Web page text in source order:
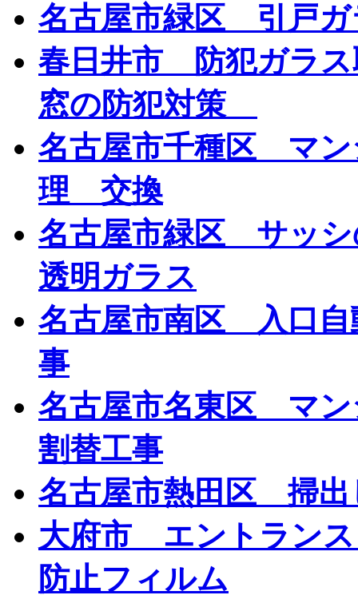
名古屋市緑区 引戸
春日井市 防犯ガラ
窓の防犯対策
名古屋市千種区 マン
理 交換
名古屋市緑区 サッ
透明ガラス
名古屋市南区 入口
事
名古屋市名東区 マ
割替工事
名古屋市熱田区 掃
大府市 エントラン
防止フィルム